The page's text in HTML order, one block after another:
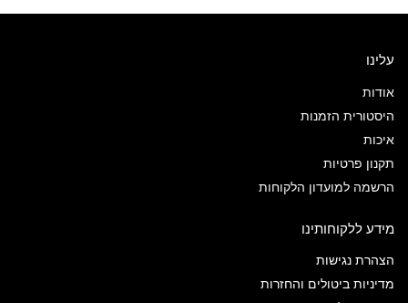
עלינו
אודות
היסטורית הזמנות
איכות
תקנון פרטיות
הרשמה למועדון הלקוחות
מידע ללקוחותינו
הצהרת נגישות
מדיניות ביטולים והחזרות